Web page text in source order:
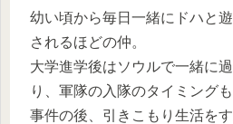
幼い頃から毎日一緒にドハと
されるほどの仲。
大学進学後はソウルで一緒に
り、軍隊の入隊のタイミング
事件の後、引きこもり生活を